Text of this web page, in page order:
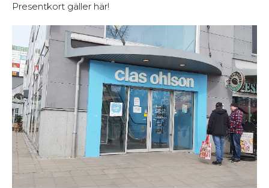
Presentkort gäller här!